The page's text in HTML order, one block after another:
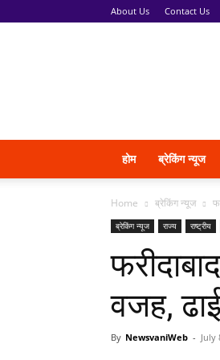
About Us Contact Us
होम ब्रेकिंग न्यूज
Home ब्रेकिंग न्यूज
ब्रेकिंग न्यूज राज्य राष्ट्रीय
वजह,
By NewsvaniWeb - July